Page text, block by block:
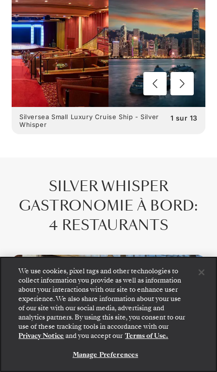
1 sur 13
Silversea Small Luxury Cruise Ship - Silver
Whisper
SILVER WHISPER
GASTRONOMIE À BORD:
4 RESTAURANTS
La Terrazza
We use cookies, pixel tags and other technologies to
collect information you provide as well as information
about your interactions with our site to enhance user
experience. We also share information about your use
of our site with our social media, advertising and
analytics partners. By using this site, you consent to our
use of these tracking tools in accordance with our
Privacy Notice and you accept our Terms of Use.
Manage Preferences